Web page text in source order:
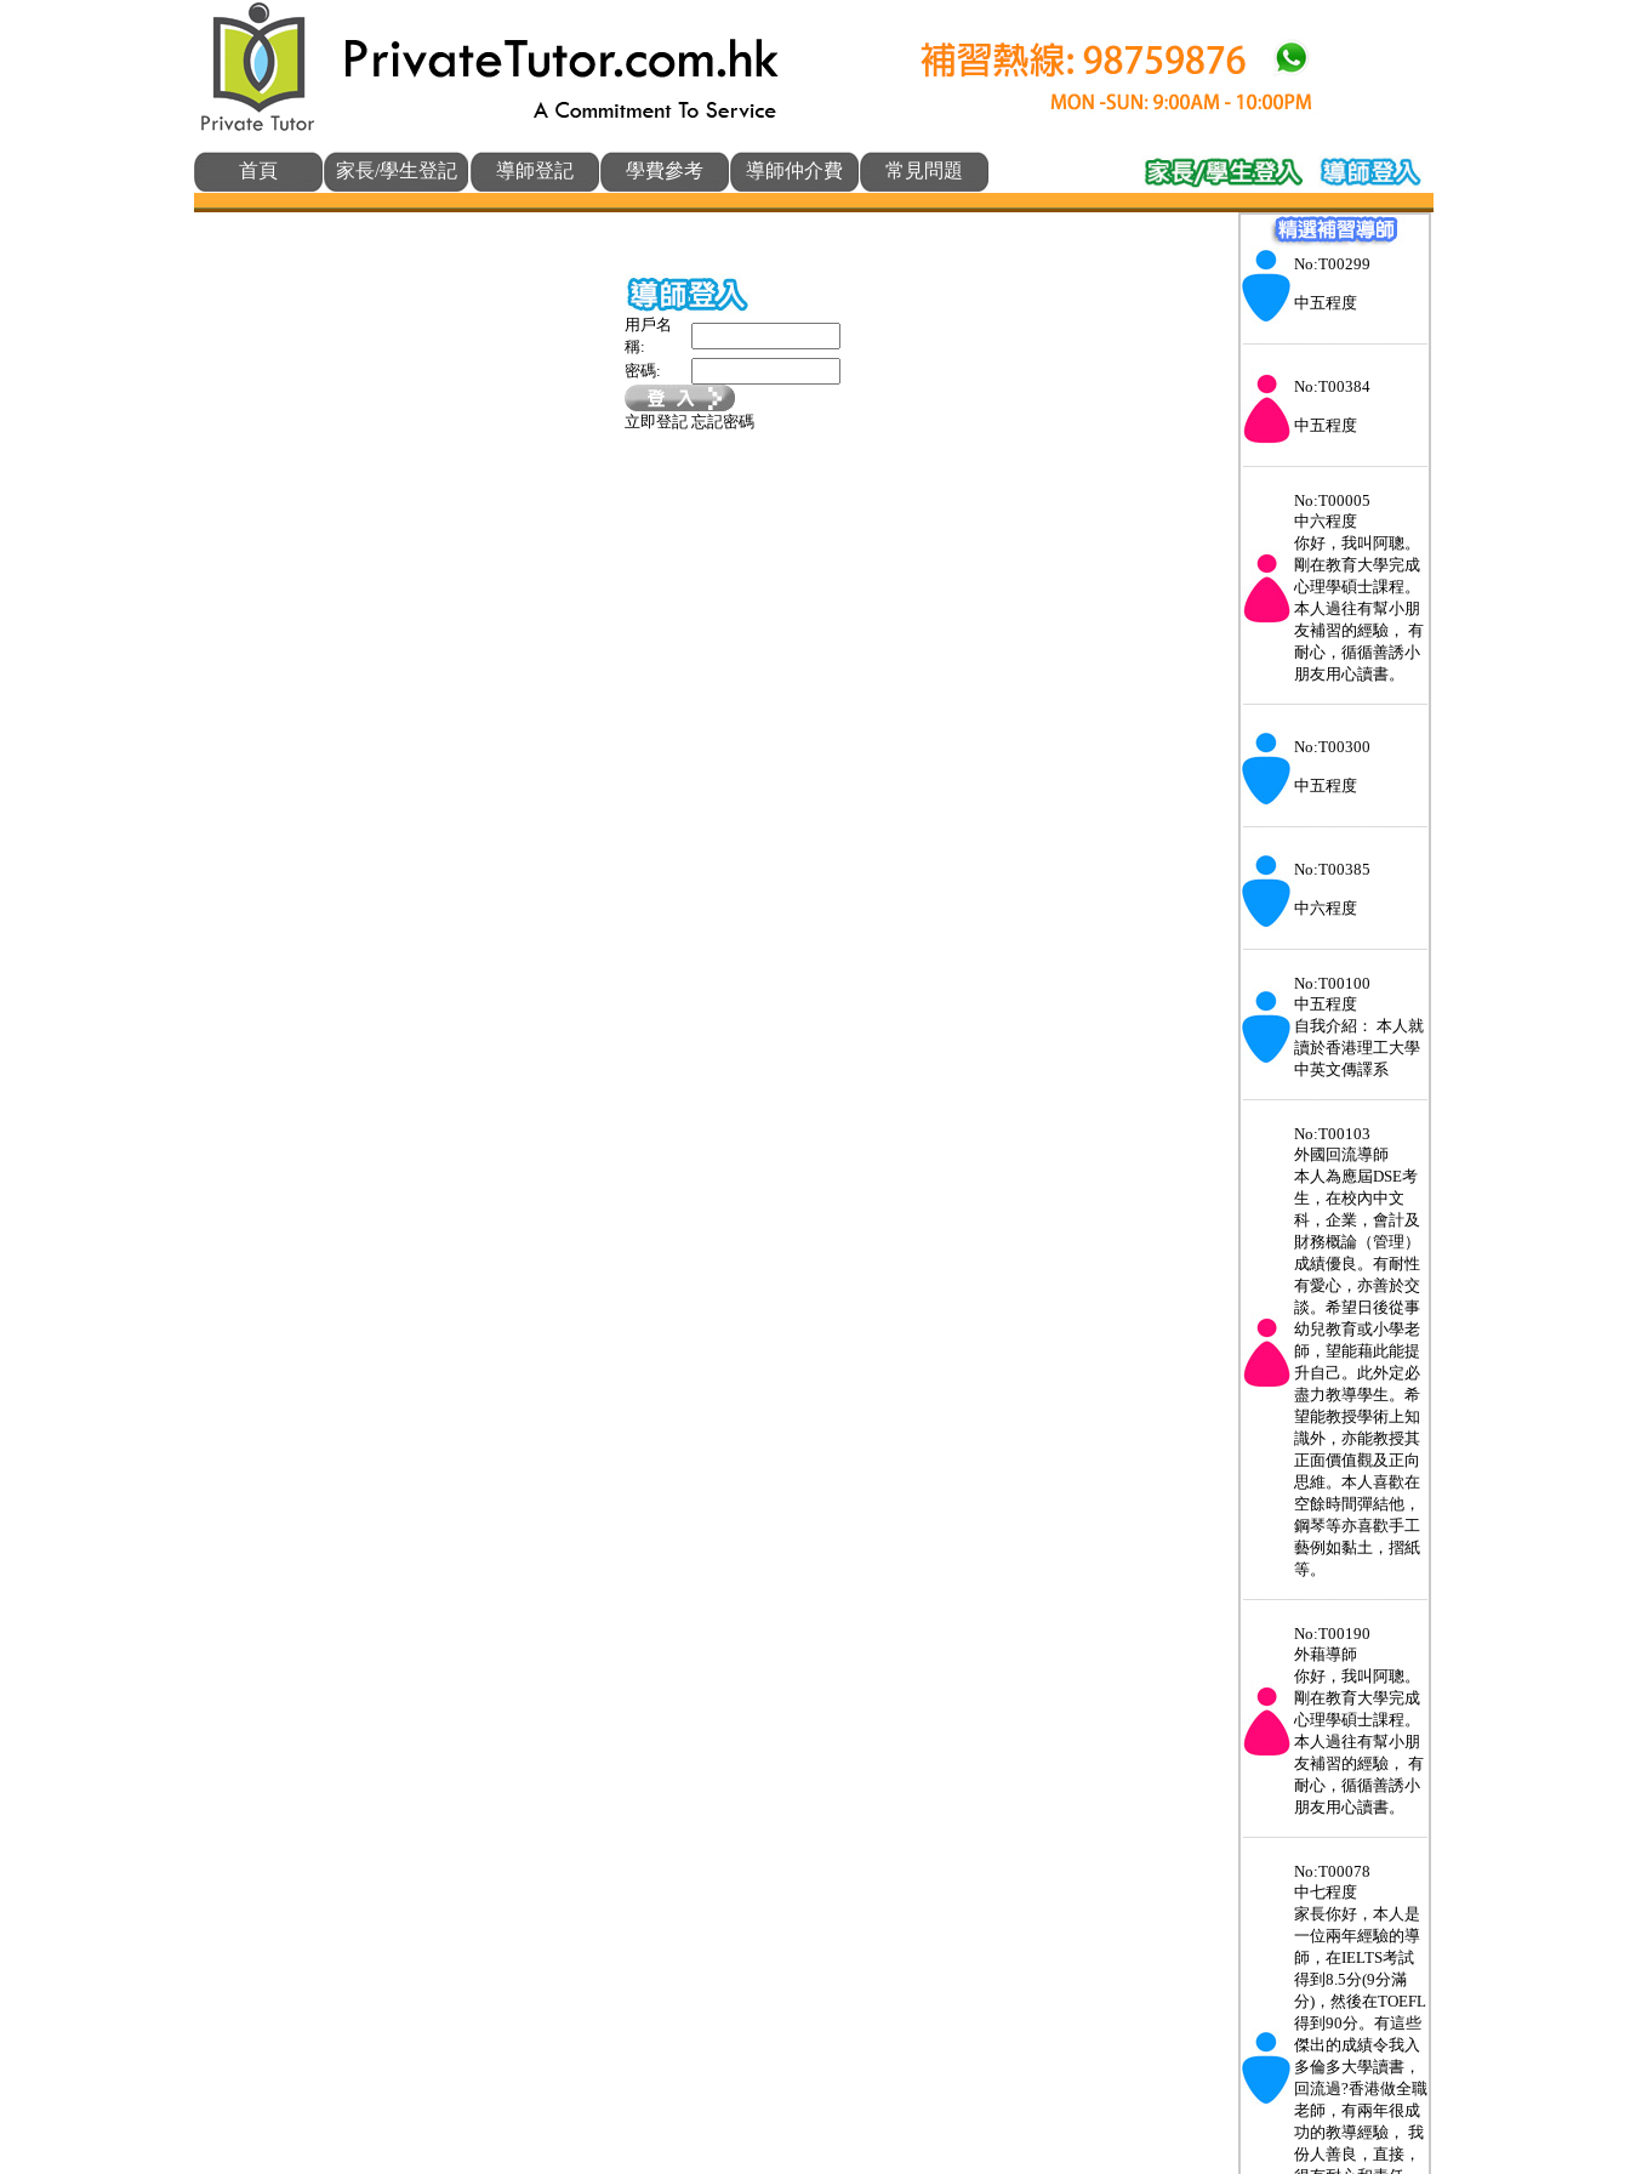
首頁 家長/學生登記 導師登記 學費參考 導師仲介費 常見問題
用戶名
稱:
密碼:
立即登記 忘記密碼
No:T00299
中五程度
No:T00384
中五程度
No:T00005
中六程度
你好，我叫阿聰。
剛在教育大學完成
心理學碩士課程。
本人過往有幫小朋
友補習的經驗， 有
耐心，循循善誘小
朋友用心讀書。
No:T00300
中五程度
No:T00385
中六程度
No:T00100
中五程度
自我介紹： 本人就
讀於香港理工大學
中英文傳譯系
No:T00103
外國回流導師
本人為應屆DSE考
生，在校內中文
科，企業，會計及
財務概論（管理）
成績優良。有耐性
有愛心，亦善於交
談。希望日後從事
幼兒教育或小學老
師，望能藉此能提
升自己。此外定必
盡力教導學生。希
望能教授學術上知
識外，亦能教授其
正面價值觀及正向
思維。本人喜歡在
空餘時間彈結他，
鋼琴等亦喜歡手工
藝例如黏土，摺紙
等。
No:T00190
外藉導師
你好，我叫阿聰。
剛在教育大學完成
心理學碩士課程。
本人過往有幫小朋
友補習的經驗， 有
耐心，循循善誘小
朋友用心讀書。
No:T00078
中七程度
家長你好，本人是
一位兩年經驗的導
師，在IELTS考試
得到8.5分(9分滿
分)，然後在TOEFL
得到90分。有這些
傑出的成績令我入
多倫多大學讀書，
回流過?香港做全職
老師，有兩年很成
功的教導經驗， 我
份人善良，直接，